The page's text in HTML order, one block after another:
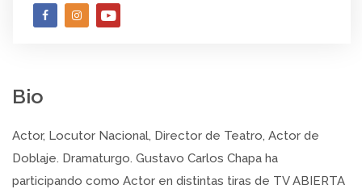
Bio
Actor, Locutor Nacional, Director de Teatro, Actor de
Doblaje. Dramaturgo. Gustavo Carlos Chapa ha
participando como Actor en distintas tiras de TV ABIERTA